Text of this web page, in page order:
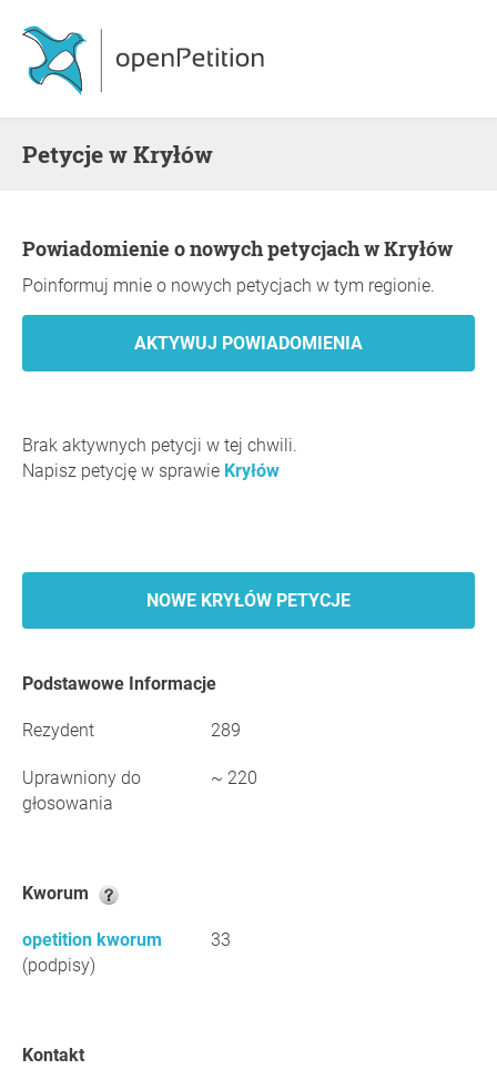
Petycje w Kryłów
Powiadomienie o nowych petycjach w Kryłów
Poinformuj mnie o nowych petycjach w tym regionie.
Brak aktywnych petycji w tej chwili.
Napisz petycję w sprawie Kryłów
NOWE KRYŁÓW PETYCJE
Podstawowe Informacje
Rezydent 289
Uprawniony do
głosowania
~ 220
Kworum
opetition kworum
(podpisy)
33
Kontakt